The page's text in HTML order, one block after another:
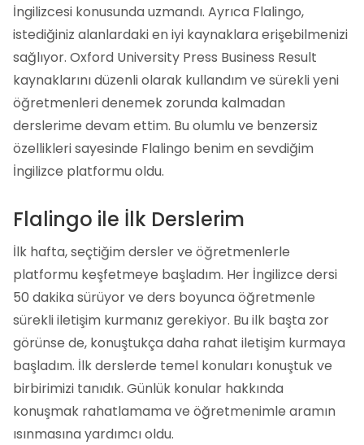
İngilizcesi konusunda uzmandı. Ayrıca Flalingo,
istediğiniz alanlardaki en iyi kaynaklara erişebilmenizi
sağlıyor. Oxford University Press Business Result
kaynaklarını düzenli olarak kullandım ve sürekli yeni
öğretmenleri denemek zorunda kalmadan
derslerime devam ettim. Bu olumlu ve benzersiz
özellikleri sayesinde Flalingo benim en sevdiğim
İngilizce platformu oldu.
Flalingo ile İlk Derslerim
İlk hafta, seçtiğim dersler ve öğretmenlerle
platformu keşfetmeye başladım. Her İngilizce dersi
50 dakika sürüyor ve ders boyunca öğretmenle
sürekli iletişim kurmanız gerekiyor. Bu ilk başta zor
görünse de, konuştukça daha rahat iletişim kurmaya
başladım. İlk derslerde temel konuları konuştuk ve
birbirimizi tanıdık. Günlük konular hakkında
konuşmak rahatlamama ve öğretmenimle aramın
ısınmasına yardımcı oldu.